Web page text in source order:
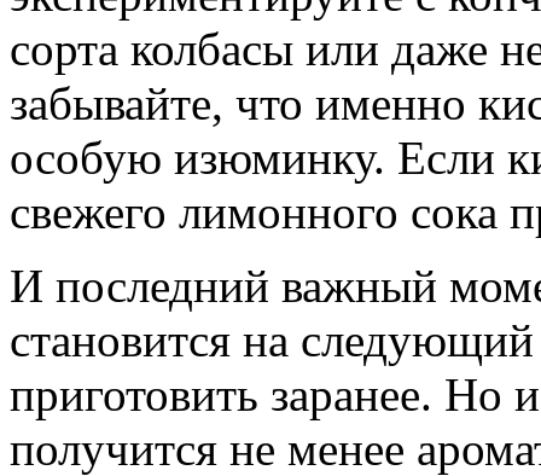
сорта колбасы или даже
забывайте, что именно
особую изюминку. Если
свежего лимонного сока
И последний важный
становится на следующий
приготовить заранее. Но
получится не менее